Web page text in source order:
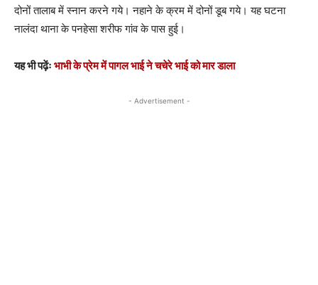
दोनों तालाब में स्नान करने गये। नहाने के क्रम में दोनों डूब गये। यह घटना
नालंदा थाना के पनहेसा शरीफ गांव के पास हुई।
यह भी पढ़ेंः भाभी के प्रेम में पागल भाई ने चचेरे भाई को मार डाला
- Advertisement -